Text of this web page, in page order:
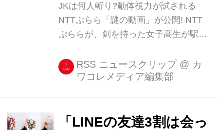
JKは何人斬り?動体視力が試される
NTTぷらら「謎の動画」が公開! NTT
ぷららが、剣を持った女子高生が駅の
りを演じる動画『学校帰りの女子高生
が駅構内で -SAMURAI JK-』を公開し
RSS ニュースクリップ @ カ
ワコレメディア編集部
「LINEの友達3割は会っ